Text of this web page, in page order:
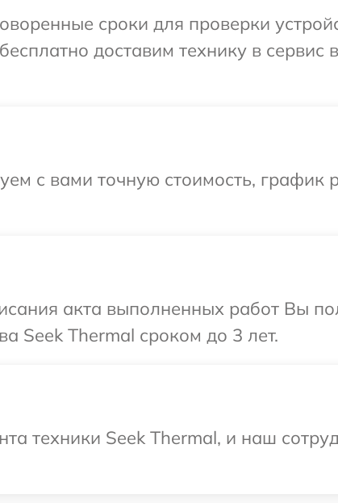
сроки для проверки
доставим технику в сервис
с вами точную стоимость, график
акта выполненных работ Вы
Seek Thermal сроком до 3 лет.
техники Seek Thermal, и наш